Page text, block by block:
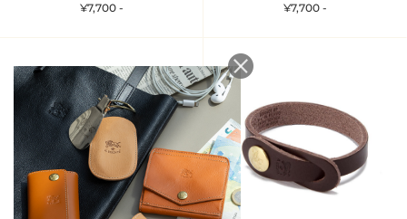
¥7,700 -
¥7,700 -